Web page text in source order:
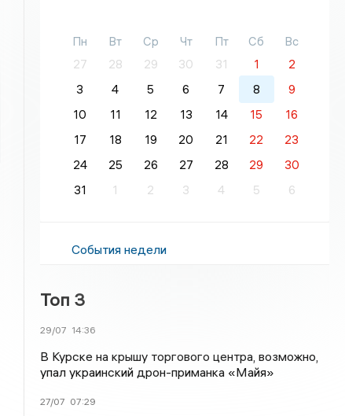
Пн Вт Ср Чт Пт Сб
Вс
27
28 29 30 31 1
2
3
4 5 6 7 8
9
10
11 12 13 14 15
16
17
18 19 20 21 22
23
24
25 26 27 28 29
30
31
1 2 3 4 5 6
События недели
Топ 3
29/07 14:36
В Курске на крышу торгового центра, возможно,
упал украинский дрон-приманка «Майя»
27/07 07:29